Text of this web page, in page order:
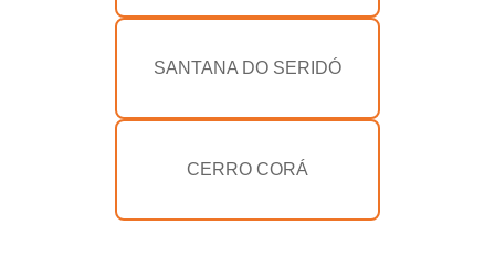
SANTANA DO SERIDÓ
CERRO CORÁ